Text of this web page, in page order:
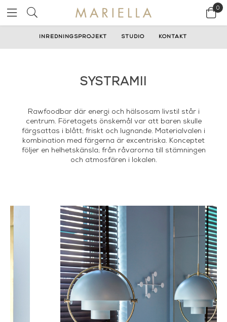
0
INREDNINGSPROJEKT STUDIO KONTAKT
SYSTRAMII
Rawfoodbar där energi och hälsosam livstil står i
centrum. Företagets önskemål var att baren skulle
färgsattas i blått; friskt och lugnande. Materialvalen i
kombination med färgerna är excentriska. Konceptet
följer en helhetskänsla; från råvarorna till stämningen
och atmosfären i lokalen.